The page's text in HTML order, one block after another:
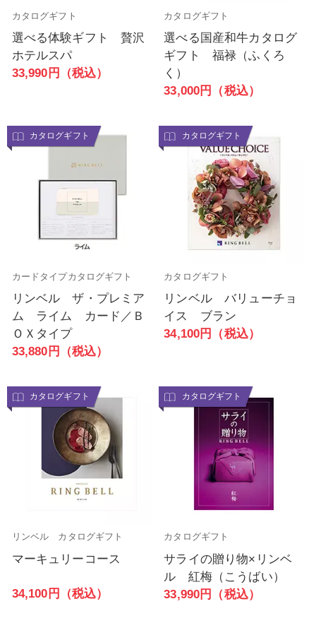
カタログギフト
選べる体験ギフト 贅沢
ホテルスパ
33,990円（税込）
カタログギフト
選べる国産和牛カタログ
ギフト 福禄（ふくろ
く）
33,000円（税込）
カタログギフト
カードタイプカタログギフト
リンベル ザ・プレミア
ム ライム カード／Ｂ
ＯＸタイプ
33,880円（税込）
カタログギフト
カタログギフト
リンベル バリューチョ
イス ブラン
34,100円（税込）
カタログギフト
リンベル カタログギフト
マーキュリーコース
34,100円（税込）
カタログギフト
カタログギフト
サライの贈り物×リンベ
ル 紅梅（こうばい）
33,990円（税込）